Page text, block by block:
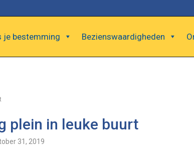
je bestemming Bezienswaardigheden
plein in leuke buurt
31, 2019